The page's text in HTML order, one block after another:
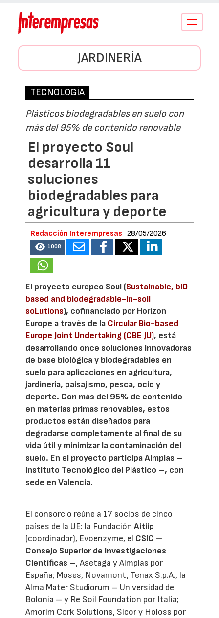
Conmutar
JARDINERÍA
TECNOLOGÍA
Plásticos biodegradables en suelo con
más del 95% de contenido renovable
El proyecto Soul
desarrolla 11
soluciones
biodegradables para
agricultura y deporte
Redacción Interempresas 28/05/2026
1008
El proyecto europeo Soul (Sustainable, biO-
based and biodegradable-in-soil
soLutions), cofinanciado por Horizon
Europe a través de la Circular Bio-based
Europe Joint Undertaking (CBE JU), está
desarrollando once soluciones innovadoras
de base biológica y biodegradables en
suelo para aplicaciones en agricultura,
jardinería, paisajismo, pesca, ocio y
deporte. Con más del 95% de contenido
en materias primas renovables, estos
productos están diseñados para
degradarse completamente al final de su
vida útil y minimizar la contaminación del
suelo. En el proyecto participa Aimplas –
Instituto Tecnológico del Plástico –, con
sede en Valencia.
El consorcio reúne a 17 socios de cinco
países de la UE: la FundaciónAitiip
(coordinador), Evoenzyme, el CSIC –
Consejo Superior de Investigaciones
Científicas –, Asetaga y Aimplas por
España; Moses, Novamont, Tenax S.p.A., la
Alma Mater Studiorum – Universidad de
Bolonia – y Re Soil Foundation por Italia;
Amorim Cork Solutions, Sicor y Holoss por